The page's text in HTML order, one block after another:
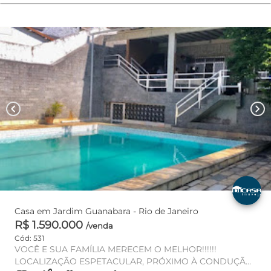
chevron_left chevron_right
Casa em Jardim Guanabara - Rio de Janeiro
R$ 1.590.000 /venda
Cód: 531
VOCÊ E SUA FAMÍLIA MERECEM O MELHOR!!!!!!
LOCALIZAÇÃO ESPETACULAR, PRÓXIMO À CONDUÇÃO